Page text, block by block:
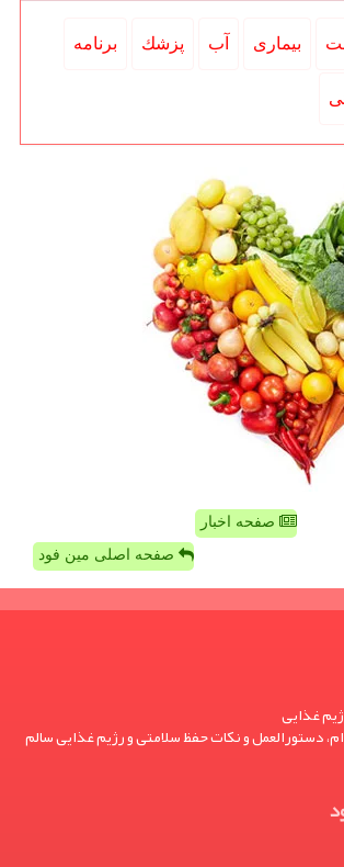
بیماری آب پزشك برنامه
صفحه اخبار
صفحه اصلی مین فود
غذایی
دستورالعمل و نکات حفظ سلامتی و رژیم غذایی سالم